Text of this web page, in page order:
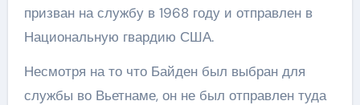
призван на службу в 1968 году и отправлен в
Национальную гвардию США.
Несмотря на то что Байден был выбран для
службы во Вьетнаме, он не был отправлен туда